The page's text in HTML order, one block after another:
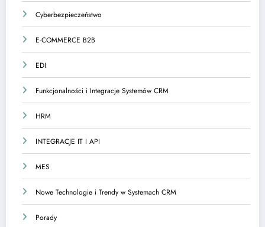
Cyberbezpieczeństwo
E-COMMERCE B2B
EDI
Funkcjonalności i Integracje Systemów CRM
HRM
INTEGRACJE IT I API
MES
Nowe Technologie i Trendy w Systemach CRM
Porady